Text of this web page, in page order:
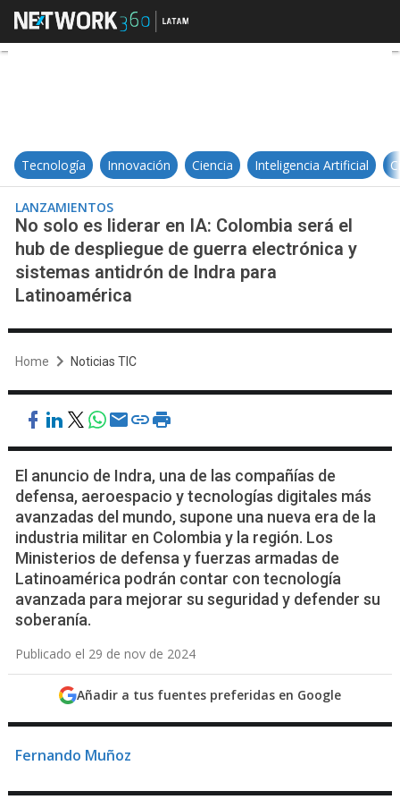
No solo es liderar en IA:
Tecnología Innovación Ciencia Inteligencia Artificial
LANZAMIENTOS
No solo es liderar en IA: Colombia será el
hub de despliegue de guerra electrónica y
sistemas antidrón de Indra para
Latinoamérica
Home Noticias TIC
El anuncio de Indra, una de las compañías de
defensa, aeroespacio y tecnologías digitales más
avanzadas del mundo, supone una nueva era de la
industria militar en Colombia y la región. Los
Ministerios de defensa y fuerzas armadas de
Latinoamérica podrán contar con tecnología
avanzada para mejorar su seguridad y defender su
soberanía.
Publicado el 29 de nov de 2024
Añadir a tus fuentes preferidas en Google
Fernando Muñoz